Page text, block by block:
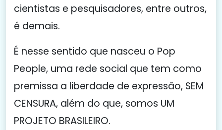
cientistas e pesquisadores, entre outros,
é demais.
É nesse sentido que nasceu o Pop
People, uma rede social que tem como
premissa a liberdade de expressão, SEM
CENSURA, além do que, somos UM
PROJETO BRASILEIRO.